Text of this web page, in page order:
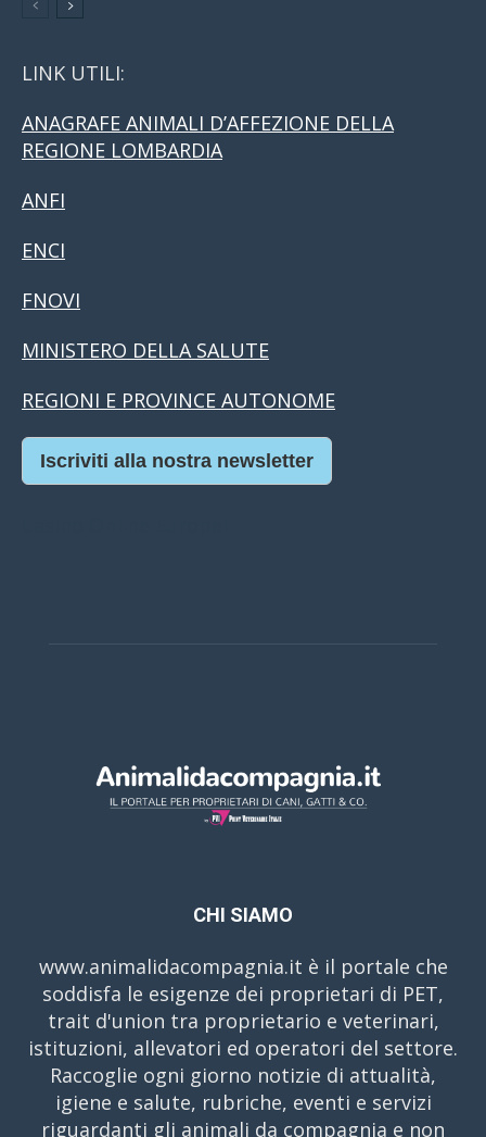
LINK UTILI:
ANAGRAFE ANIMALI D’AFFEZIONE DELLA
REGIONE LOMBARDIA
ANFI
ENCI
FNOVI
MINISTERO DELLA SALUTE
REGIONI E PROVINCE AUTONOME
Iscriviti alla nostra newsletter
CHI SIAMO
www.animalidacompagnia.it è il portale che
soddisfa le esigenze dei proprietari di PET,
trait d'union tra proprietario e veterinari,
istituzioni, allevatori ed operatori del settore.
Raccoglie ogni giorno notizie di attualità,
igiene e salute, rubriche, eventi e servizi
riguardanti gli animali da compagnia e non